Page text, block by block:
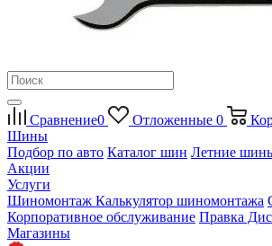
Сравнение0 Отложенные 0
Шины
Подбор по авто Каталог шин Летние
Акции
Услуги
Шиномонтаж Калькулятор шиномонтажа
Корпоративное обслуживание Правка
Магазины